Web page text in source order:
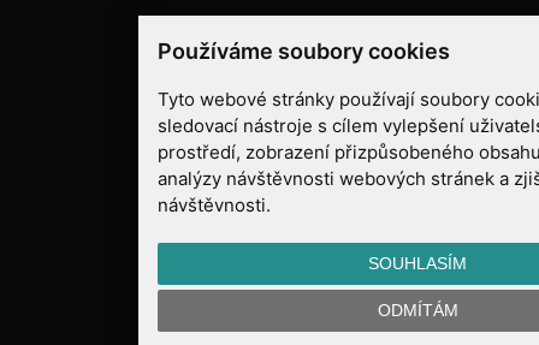
Používáme soubory cookies
Tyto webové stránky používají soubory
sledovací nástroje s cílem vylepšení
prostředí, zobrazení přizpůsobeného
analýzy návštěvnosti webových stránek a
návštěvnosti.
SOUHLASÍM
ODMÍTÁM